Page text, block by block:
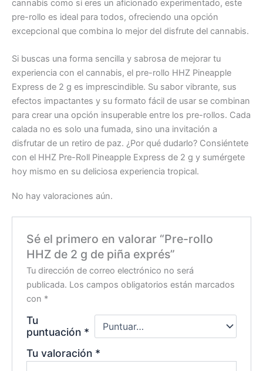
cannabis como si eres un aficionado experimentado, este
pre-rollo es ideal para todos, ofreciendo una opción
excepcional que combina lo mejor del disfrute del cannabis.
Si buscas una forma sencilla y sabrosa de mejorar tu
experiencia con el cannabis, el pre-rollo HHZ Pineapple
Express de 2 g es imprescindible. Su sabor vibrante, sus
efectos impactantes y su formato fácil de usar se combinan
para crear una opción insuperable entre los pre-rollos. Cada
calada no es solo una fumada, sino una invitación a
disfrutar de un retiro de paz. ¿Por qué dudarlo? Consiéntete
con el HHZ Pre-Roll Pineapple Express de 2 g y sumérgete
hoy mismo en su deliciosa experiencia tropical.
No hay valoraciones aún.
Sé el primero en valorar “Pre-rollo
HHZ de 2 g de piña exprés”
Tu dirección de correo electrónico no será
publicada. Los campos obligatorios están marcados
con *
Tu
puntuación *
Tu valoración *